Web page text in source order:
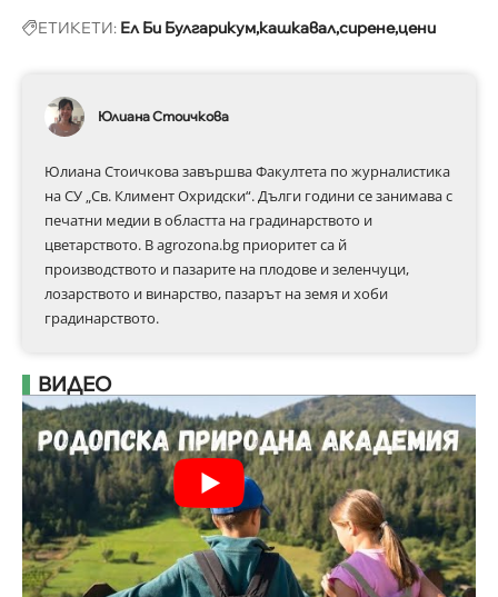
ЕТИКЕТИ: Ел Би Булгарикум кашкавалсиренецени
Юлиана Стоичкова
Юлиана Стоичкова завършва Факултета по журналистика
на СУ „Св. Климент Охридски“. Дълги години се занимава с
печатни медии в областта на градинарството и
цветарството. В agrozona.bg приоритет са й
производството и пазарите на плодове и зеленчуци,
лозарството и винарство, пазарът на земя и хоби
градинарството.
ВИДЕО